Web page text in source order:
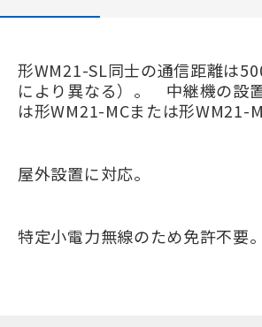
形WM21-SL同士の通信距離は
により異なる）。 中継機の設
は形WM21-MCまたは形WM21-
屋外設置に対応。
特定小電力無線のため免許不要。